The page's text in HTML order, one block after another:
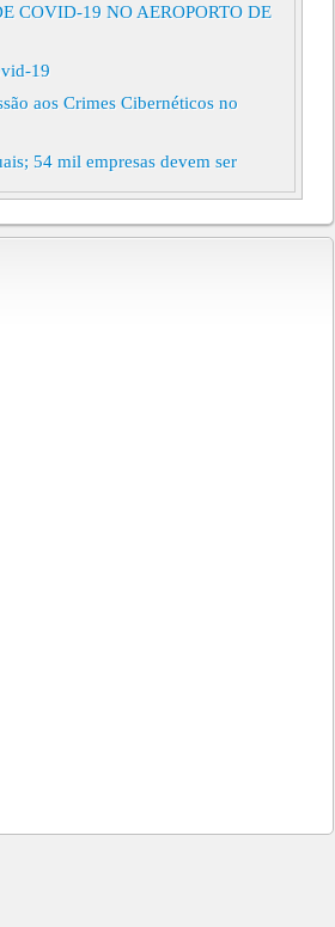
COVID-19 NO AEROPORTO DE
19
aos Crimes Cibernéticos no
54 mil empresas devem ser
sobre isolamento social e
prejuízo atinge R$ 2,4 bilhões
DIAS O ISOLAMENTO SOCIAL
de isolamento mais rigoroso no